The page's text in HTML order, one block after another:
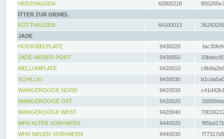
HERZHAUSEN
42800218
ITTER ZUR DIEMEL
KOTTHAUSEN
44100013
JADE
HOOKSIELPLATE
9430020
JADE-WESER-PORT
9430050
MELLUMPLATE
9420010
SCHILLIG
9430030
WANGEROOGE NORD
9420030
WANGEROOGE OST
9420020
WANGEROOGE WEST
9420040
WHV ALTER VORHAFEN
9440020
WHV NEUER VORHAFEN
9440030